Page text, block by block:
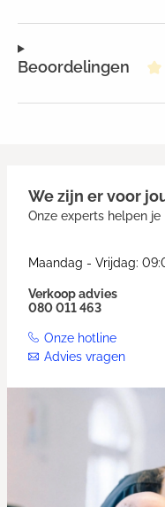
Beoordelingen
We zijn er voor
Onze experts helpen
Maandag - Vrijdag:
Verkoop advies
080 011 463
Onze hotline
Advies vragen